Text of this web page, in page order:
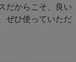
だからこそ、良い
ぜひ使っていただ